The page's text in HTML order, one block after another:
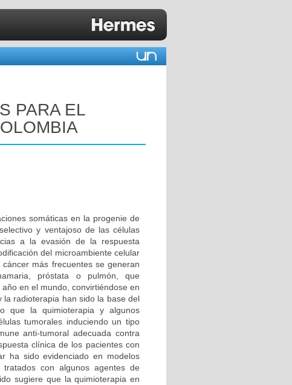
PARA EL
somáticas en la progenie de
y ventajoso de las células
a la evasión de la respuesta
del microambiente celular
más frecuentes se generan
próstata o pulmón, que
en el mundo, convirtiéndose en
radioterapia han sido la base del
que la quimioterapia y algunos
tumorales induciendo un tipo
anti-tumoral adecuada contra
clínica de los pacientes con
ha sido evidenciado en modelos
con algunos agentes de
sugiere que la quimioterapia en